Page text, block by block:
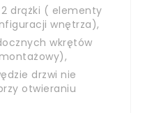
2 drążki ( elementy
wnętrza),
wkrętów
drzwi nie
otwieraniu